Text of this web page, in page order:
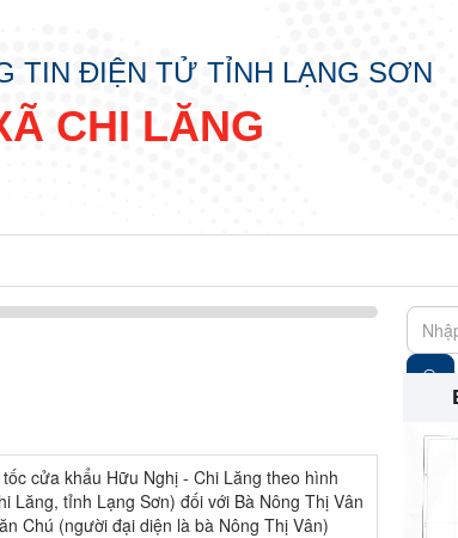
TIN ĐIỆN TỬ TỈNH LẠNG SƠN
CHI LĂNG
cửa khẩu Hữu Nghị - Chi Lăng theo hình
Lăng, tỉnh Lạng Sơn) đối với Bà Nông Thị Vân
Chú (người đại diện là bà Nông Thị Vân)